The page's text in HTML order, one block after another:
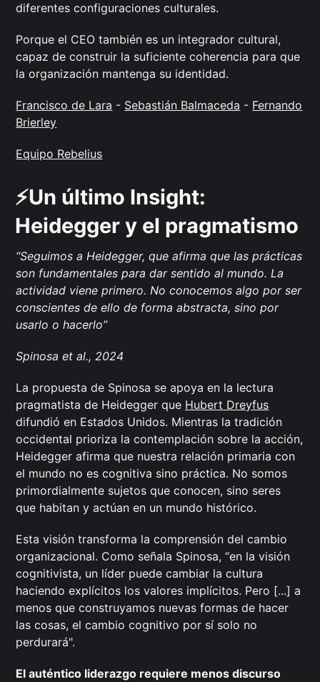
diferentes configuraciones culturales.
Porque el CEO también es un integrador cultural,
capaz de construir la suficiente coherencia para que
la organización mantenga su identidad.
Francisco de Lara - Sebastián Balmaceda - Fernando
Brierley
Equipo Rebelius
⚡️Un último Insight:
Heidegger y el pragmatismo
“Seguimos a Heidegger, que afirma que las prácticas
son fundamentales para dar sentido al mundo. La
actividad viene primero. No conocemos algo por ser
conscientes de ello de forma abstracta, sino por
usarlo o hacerlo”
Spinosa et al., 2024
La propuesta de Spinosa se apoya en la lectura
pragmatista de Heidegger que Hubert Dreyfus
difundió en Estados Unidos. Mientras la tradición
occidental prioriza la contemplación sobre la acción,
Heidegger afirma que nuestra relación primaria con
el mundo no es cognitiva sino práctica. No somos
primordialmente sujetos que conocen, sino seres
que habitan y actúan en un mundo histórico.
Esta visión transforma la comprensión del cambio
organizacional. Como señala Spinosa, “en la visión
cognitivista, un líder puede cambiar la cultura
haciendo explícitos los valores implícitos. Pero [...] a
menos que construyamos nuevas formas de hacer
las cosas, el cambio cognitivo por sí solo no
perdurará".
El auténtico liderazgo requiere menos discurso